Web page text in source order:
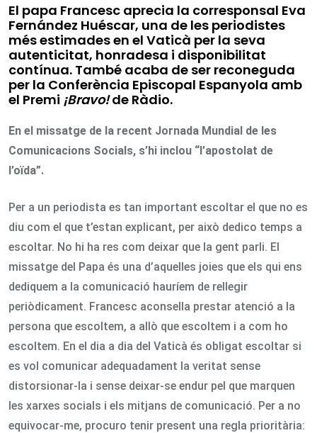
El papa Francesc aprecia la corresponsal Eva
Fernández Huéscar, una de les periodistes
més estimades en el Vaticà per la seva
autenticitat, honradesa i disponibilitat
contínua. També acaba de ser reconeguda
per la Conferència Episcopal Espanyola amb
el Premi ¡Bravo!de Ràdio.
En el missatge de la recent Jornada Mundial de les
Comunicacions Socials, s’hi inclou “l’apostolat de
l’oïda”.
Per a un periodista es tan important escoltar el que no es
diu com el que t’estan explicant, per això dedico temps a
escoltar. No hi ha res com deixar que la gent parli. El
missatge del Papa és una d’aquelles joies que els qui ens
dediquem a la comunicació hauríem de rellegir
periòdicament. Francesc aconsella prestar atenció a la
persona que escoltem, a allò que escoltem i a com ho
escoltem. En el dia a dia del Vaticà és obligat escoltar si
es vol comunicar adequadament la veritat sense
distorsionar-la i sense deixar-se endur pel que marquen
les xarxes socials i els mitjans de comunicació. Per a no
equivocar-me, procuro tenir present una regla prioritària: